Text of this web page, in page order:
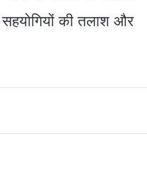
की तलाश और